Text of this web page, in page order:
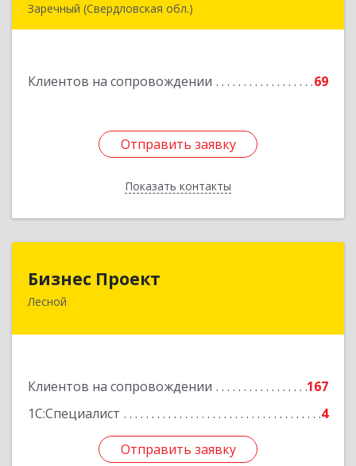
Заречный (Свердловская обл.)
Клиентов на сопровождении 69
Отправить заявку
Показать контакты
Подробнее
Отправить заявку
Назад
Бизнес Проект
Лесной
Клиентов на сопровождении
167
1С:Специалист
4
Отправить заявку
624200, Свердловская обл, Лесной г, Сиротина
Отправить заявку